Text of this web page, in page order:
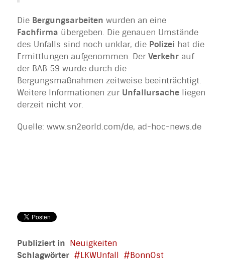
Die Bergungsarbeiten wurden an eine
Fachfirma übergeben. Die genauen Umstände
des Unfalls sind noch unklar, die Polizei hat die
Ermittlungen aufgenommen. DerVerkehr auf
der BAB 59 wurde durch die
Bergungsmaßnahmen zeitweise beeinträchtigt.
Weitere Informationen zur Unfallursache liegen
derzeit nicht vor.
Quelle: www.sn2eorld.com/de, ad-hoc-news.de
Publiziert in Neuigkeiten
Schlagwörter
LKWUnfall
BonnOst